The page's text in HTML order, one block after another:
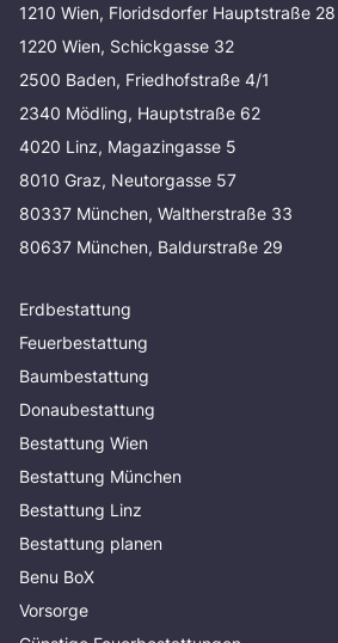
1210 Wien, Floridsdorfer Hauptstraße 28
1220 Wien, Schickgasse 32
2500 Baden, Friedhofstraße 4/1
2340 Mödling, Hauptstraße 62
4020 Linz, Magazingasse 5
8010 Graz, Neutorgasse 57
80337 München, Waltherstraße 33
80637 München, Baldurstraße 29
Erdbestattung
Feuerbestattung
Baumbestattung
Donaubestattung
Bestattung Wien
Bestattung München
Bestattung Linz
Bestattung planen
Benu BoX
Vorsorge